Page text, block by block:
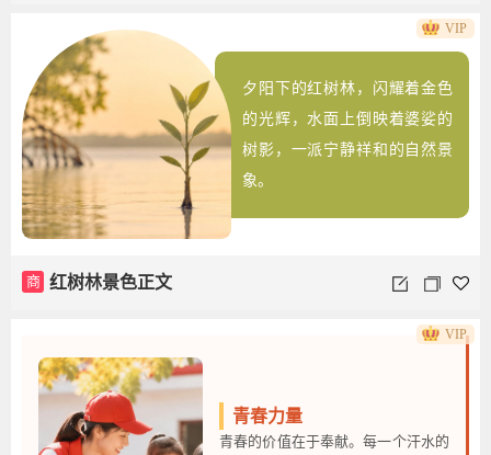
夕阳下的红树林，闪耀着金色
的光辉，水面上倒映着婆娑的
树影，一派宁静祥和的自然景
象。
商 红树林景色正文
VIP
青春力量
青春的价值在于奉献。每一个汗水的
VIP